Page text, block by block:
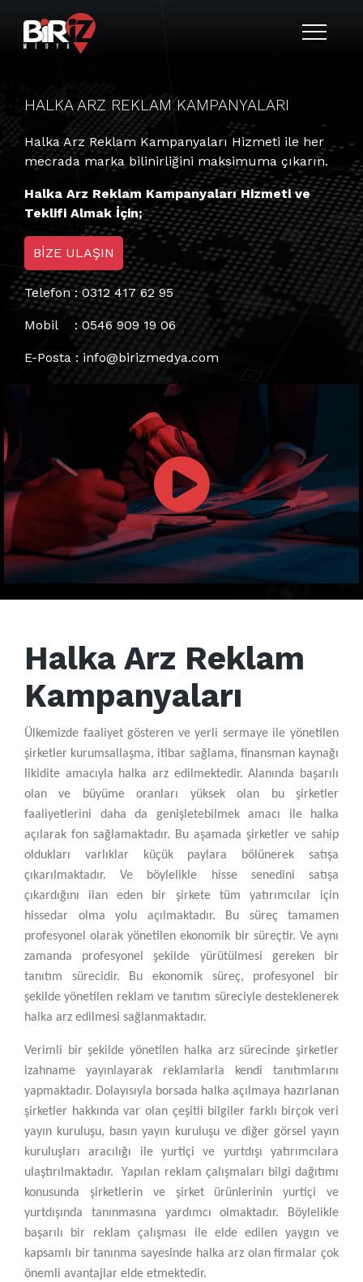
HALKA ARZ REKLAM KAMPANYALARI
Halka Arz Reklam Kampanyaları Hizmeti ile her
mecrada marka bilinirliğini maksimuma çıkarın.
Halka Arz Reklam Kampanyaları Hizmeti ve
Teklifi Almak İçin;
BİZE ULAŞIN
Telefon : 0312 417 62 95
Mobil : 0546 909 19 06
E-Posta : info@birizmedya.com
Halka Arz Reklam
Kampanyaları
Ülkemizde faaliyet gösteren ve yerli sermaye ile yönetilen
şirketler kurumsallaşma, itibar sağlama, finansman kaynağı
likidite amacıyla halka arz edilmektedir. Alanında başarılı
olan ve büyüme oranları yüksek olan bu şirketler
faaliyetlerini daha da genişletebilmek amacı ile halka
açılarak fon sağlamaktadır. Bu aşamada şirketler ve sahip
oldukları varlıklar küçük paylara bölünerek satışa
çıkarılmaktadır. Ve böylelikle hisse senedini satışa
çıkardığını ilan eden bir şirkete tüm yatırımcılar için
hissedar olma yolu açılmaktadır. Bu süreç tamamen
profesyonel olarak yönetilen ekonomik bir süreçtir. Ve aynı
zamanda profesyonel şekilde yürütülmesi gereken bir
tanıtım sürecidir. Bu ekonomik süreç, profesyonel bir
şekilde yönetilen reklam ve tanıtım süreciyle desteklenerek
halka arz edilmesi sağlanmaktadır.
Verimli bir şekilde yönetilen halka arz sürecinde şirketler
izahname yayınlayarak reklamlarla kendi tanıtımlarını
yapmaktadır. Dolayısıyla borsada halka açılmaya hazırlanan
şirketler hakkında var olan çeşitli bilgiler farklı birçok veri
yayın kuruluşu, basın yayın kuruluşu ve diğer görsel yayın
kuruluşları aracılığı ile yurtiçi ve yurtdışı yatırımcılara
ulaştırılmaktadır. Yapılan reklam çalışmaları bilgi dağıtımı
konusunda şirketlerin ve şirket ürünlerinin yurtiçi ve
yurtdışında tanınmasına yardımcı olmaktadır. Böylelikle
başarılı bir reklam çalışması ile elde edilen yaygın ve
kapsamlı bir tanınma sayesinde halka arz olan firmalar çok
önemli avantajlar elde etmektedir.